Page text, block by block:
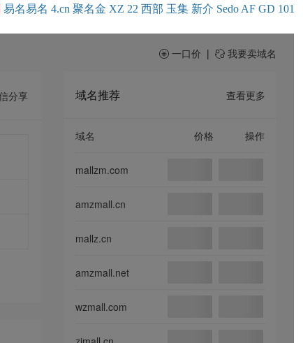
易名易名 4.cn 聚名金 XZ 22 西部 玉集 新介 Sedo AF GD 101